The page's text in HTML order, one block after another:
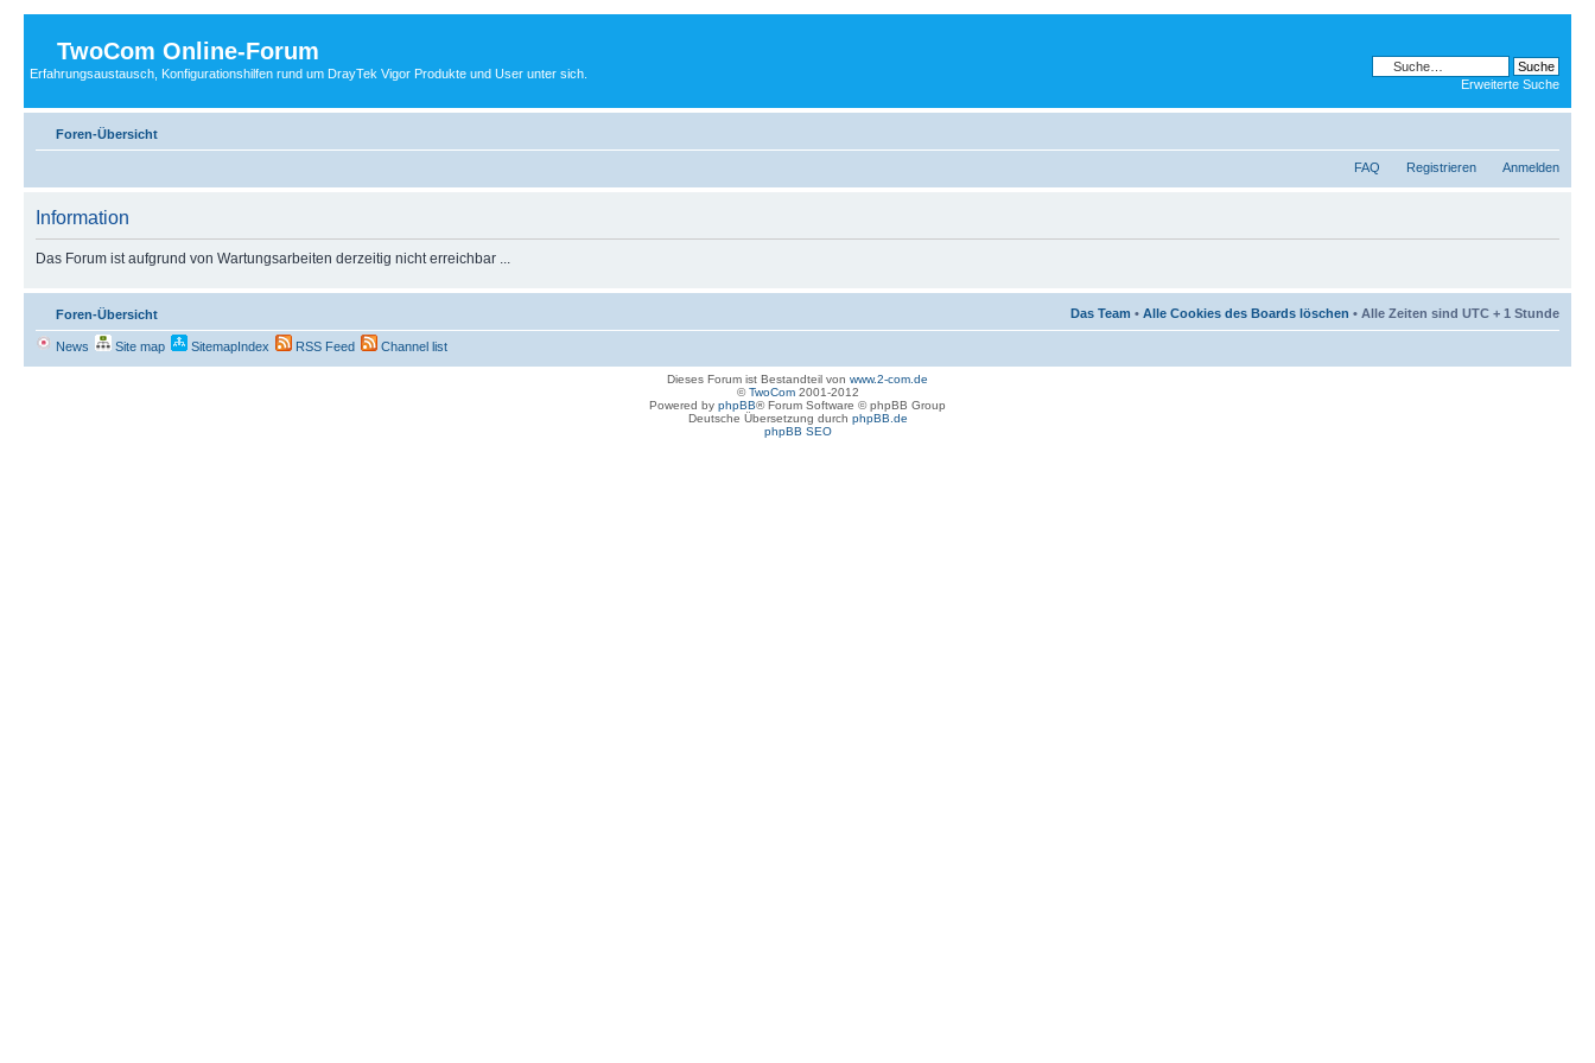
TwoCom Online-Forum
Erfahrungsaustausch, Konfigurationshilfen rund um DrayTek Vigor Produkte und User unter sich.
Erweiterte Suche
Foren-Übersicht
FAQ Registrieren Anmelden
Information
Das Forum ist aufgrund von Wartungsarbeiten derzeitig nicht erreichbar ...
Foren-Übersicht Das Team • Alle Cookies des Boards löschen • Alle Zeiten sind UTC + 1 Stunde
News Site map SitemapIndex RSS Feed Channel list
Dieses Forum ist Bestandteil von www.2-com.de
©TwoCom2001-2012
Powered by phpBB® Forum Software © phpBB Group
Deutsche Übersetzung durch phpBB.de
phpBB SEO